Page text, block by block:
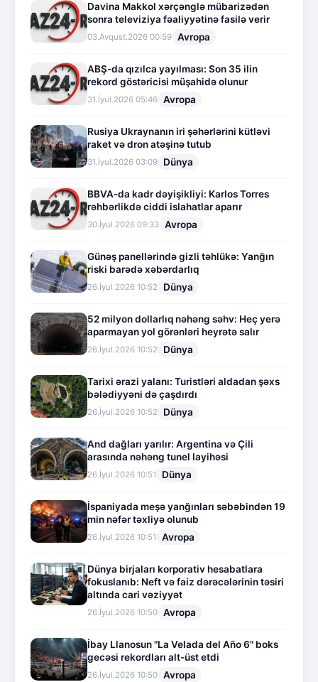
Davina Makkol xərçənglə mübarizədən
sonra televiziya fəaliyyətinə fasilə verir
03.Avqust.2026 00:59 Avropa
ABŞ-da qızılca yayılması: Son 35 ilin
rekord göstəricisi müşahidə olunur
31.İyul.2026 05:46 Avropa
Rusiya Ukraynanın iri şəhərlərini kütləvi
raket və dron atəşinə tutub
31.İyul.2026 03:09 Dünya
BBVA-da kadr dəyişikliyi: Karlos Torres
rəhbərlikdə ciddi islahatlar aparır
30.İyul.2026 09:33 Avropa
Günəş panellərində gizli təhlükə: Yanğın
riski barədə xəbərdarlıq
26.İyul.2026 10:52 Dünya
52 milyon dollarlıq nəhəng səhv: Heç yerə
aparmayan yol görənləri heyrətə salır
26.İyul.2026 10:52 Dünya
Tarixi ərazi yalanı: Turistləri aldadan şəxs
bələdiyyəni də çaşdırdı
26.İyul.2026 10:52 Dünya
And dağları yarılır: Argentina və Çili
arasında nəhəng tunel layihəsi
26.İyul.2026 10:51 Dünya
İspaniyada meşə yanğınları səbəbindən 19
min nəfər təxliyə olunub
26.İyul.2026 10:51 Avropa
Dünya birjaları korporativ hesabatlara
fokuslanıb: Neft və faiz dərəcələrinin təsiri
altında cari vəziyyət
26.İyul.2026 10:50 Avropa
İbay Llanosun "La Velada del Año 6" boks
gecəsi rekordları alt-üst etdi
26.İyul.2026 10:50 Avropa